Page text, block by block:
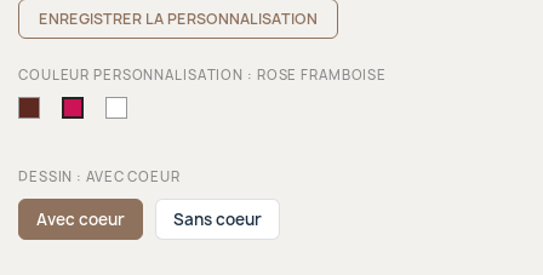
ENREGISTRER LA PERSONNALISATION
COULEUR PERSONNALISATION : ROSE FRAMBOISE
DESSIN : AVEC COEUR
Avec coeur Sans coeur